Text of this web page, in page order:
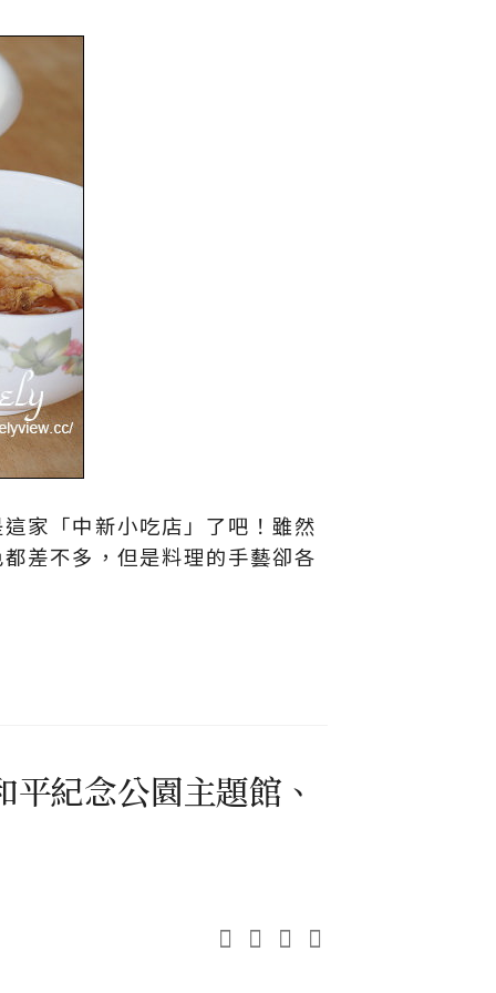
家「中新小吃店」了吧！雖然
差不多，但是料理的手藝卻各
紀念公園主題館、